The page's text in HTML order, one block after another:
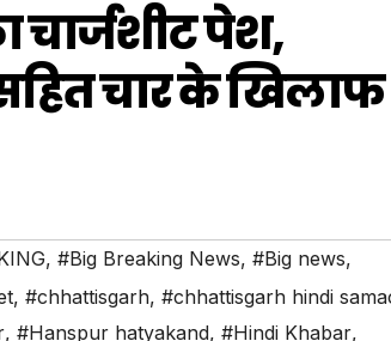
चार्जशीट पेश,
चार के खिलाफ
, #Big Breaking News, #Big news,
, #chhattisgarh, #chhattisgarh hindi
, #Hanspur hatyakand, #Hindi Khabar,